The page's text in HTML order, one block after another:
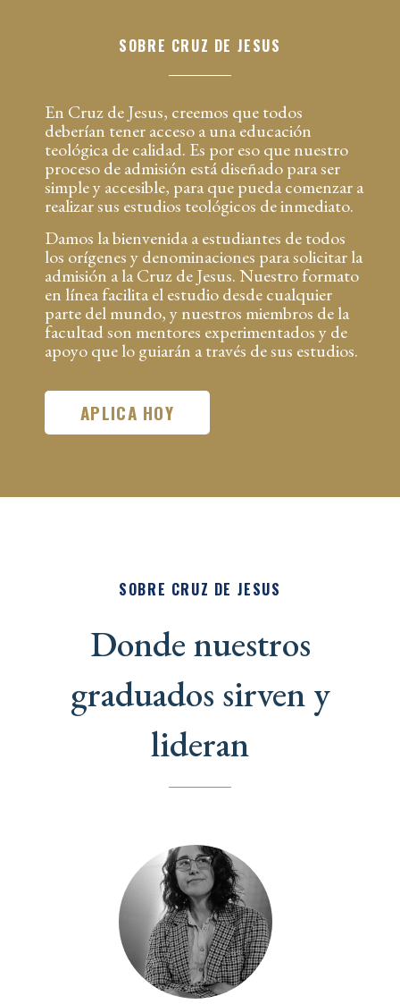
SOBRE CRUZ DE JESUS
En Cruz de Jesus, creemos que todos
deberían tener acceso a una educación
teológica de calidad. Es por eso que nuestro
proceso de admisión está diseñado para ser
simple y accesible, para que pueda comenzar a
realizar sus estudios teológicos de inmediato.
Damos la bienvenida a estudiantes de todos
los orígenes y denominaciones para solicitar la
admisión a la Cruz de Jesus. Nuestro formato
en línea facilita el estudio desde cualquier
parte del mundo, y nuestros miembros de la
facultad son mentores experimentados y de
apoyo que lo guiarán a través de sus estudios.
APLICA HOY
SOBRE CRUZ DE JESUS
Donde nuestros
graduados sirven y
lideran